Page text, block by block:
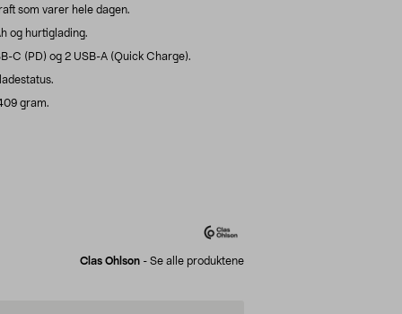
som varer hele dagen.
og hurtiglading.
C (PD) og 2 USB-A (Quick Charge).
gram.
Clas Ohlson - Se alle produktene